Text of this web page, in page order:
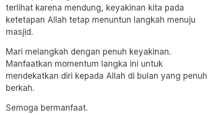
terlihat karena mendung, keyakinan kita pada
ketetapan Allah tetap menuntun langkah menuju
masjid.
​Mari melangkah dengan penuh keyakinan.
Manfaatkan momentum langka ini untuk
mendekatkan diri kepada Allah di bulan yang penuh
berkah.
Semoga bermanfaat.